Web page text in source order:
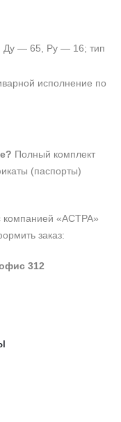
Ду — 65, Ру — 16; тип
исполнение по
Полный комплект
(паспорты)
компанией «АСТРА»
заказ:
312